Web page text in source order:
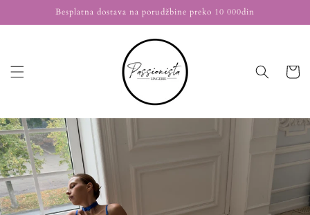
sadržaj
Besplatna dostava na porudžbine preko 10 000din
Korpa